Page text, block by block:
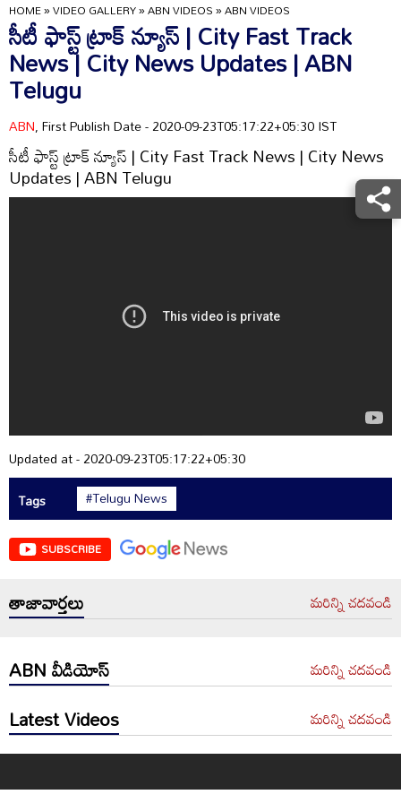
HOME»VIDEO GALLERY»ABN VIDEOS»ABN VIDEOS
సీటీ ఫాస్ట్ ట్రాక్ న్యూస్ | City Fast Track
News | City News Updates | ABN
Telugu
ABN, First Publish Date - 2020-09-23T05:17:22+05:30 IST
సీటీ ఫాస్ట్ ట్రాక్ న్యూస్ | City Fast Track News | City News
Updates | ABN Telugu
Updated at - 2020-09-23T05:17:22+05:30
Tags
#Telugu News
SUBSCRIBE
తాజావార్తలు మరిన్ని చదవండి
ABN వీడియోస్ మరిన్ని చదవండి
Latest Videos మరిన్ని చదవండి